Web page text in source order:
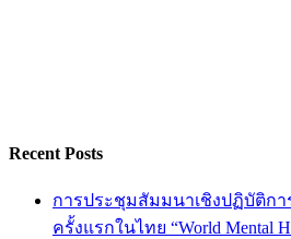
Recent Posts
การประชุมสัมมนาเชิงปฏิบัติก
ครั้งแรกในไทย “World Mental